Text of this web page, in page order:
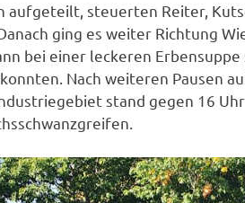
aufgeteilt, steuerten Reiter,
ging es weiter Richtung
bei einer leckeren
Nach weiteren Pausen
stand gegen 16